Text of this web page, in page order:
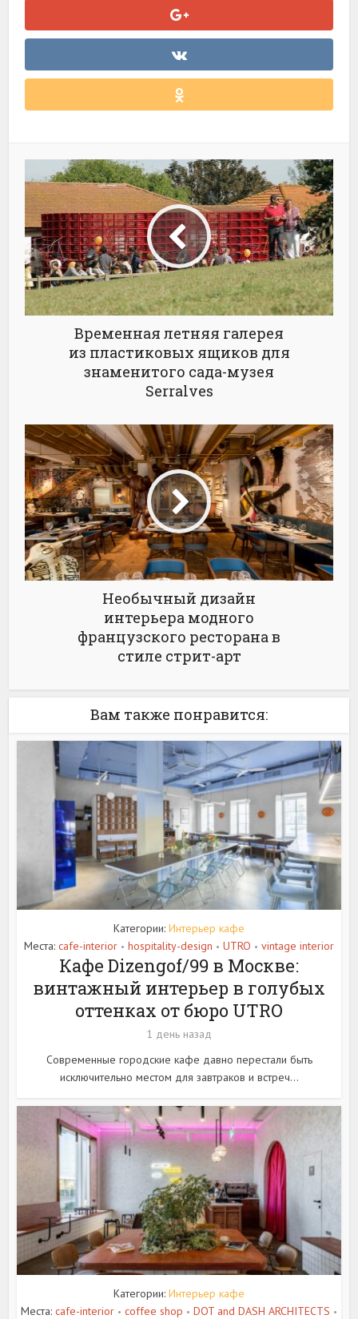
Временная летняя галерея
из пластиковых ящиков для
знаменитого сада-музея
Serralves
Необычный дизайн
интерьера модного
французского ресторана в
стиле стрит-арт
Вам также понравится:
Категории: Интерьер кафе
Места: cafe-interior • hospitality-design • UTRO • vintage interior
Кафе Dizengof/99 в Москве:
винтажный интерьер в голубых
оттенках от бюро UTRO
1 день назад
Современные городские кафе давно перестали быть
исключительно местом для завтраков и встреч...
Категории: Интерьер кафе
Места: cafe-interior • coffee shop • DOT and DASH ARCHITECTS •